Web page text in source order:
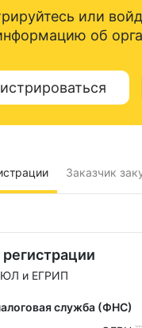
или
об
Заказчик
и ЕГРИП
служба (ФНС)